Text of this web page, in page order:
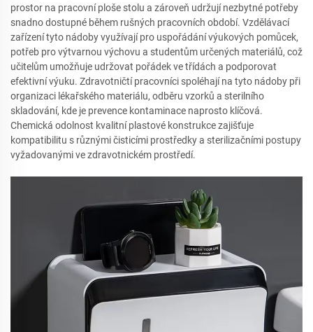
prostor na pracovní ploše stolu a zároveň udržují nezbytné potřeby
snadno dostupné během rušných pracovních období. Vzdělávací
zařízení tyto nádoby využívají pro uspořádání výukových pomůcek,
potřeb pro výtvarnou výchovu a studentům určených materiálů, což
učitelům umožňuje udržovat pořádek ve třídách a podporovat
efektivní výuku. Zdravotničtí pracovníci spoléhají na tyto nádoby při
organizaci lékařského materiálu, odběru vzorků a sterilního
skladování, kde je prevence kontaminace naprosto klíčová.
Chemická odolnost kvalitní plastové konstrukce zajišťuje
kompatibilitu s různými čisticími prostředky a sterilizačními postupy
vyžadovanými ve zdravotnickém prostředí.